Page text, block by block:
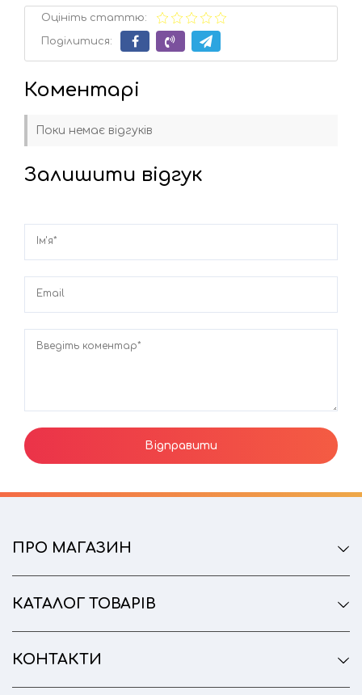
Оцініть статтю:
Поділитися:
Коментарі
Поки немає відгуків
Залишити відгук
Ім'я*
Email
Введіть коментар*
ПРО МАГАЗИН
КАТАЛОГ ТОВАРІВ
КОНТАКТИ